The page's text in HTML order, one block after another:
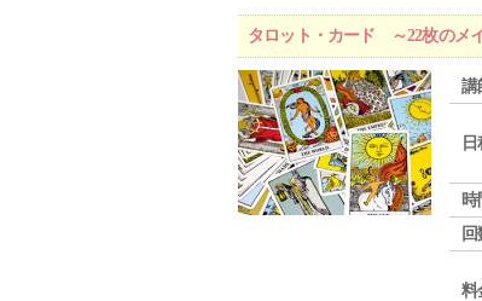
タロット・カード ～22枚のメ
講
日
時
回
料